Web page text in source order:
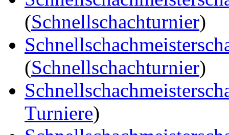
(Schnellschachturnier)
(Schnellschachturnier)
Turniere)